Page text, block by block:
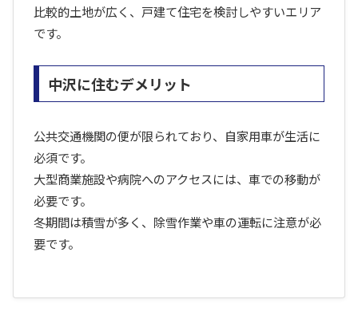
比較的土地が広く、戸建て住宅を検討しやすいエリア
です。
中沢に住むデメリット
公共交通機関の便が限られており、自家用車が生活に
必須です。
大型商業施設や病院へのアクセスには、車での移動が
必要です。
冬期間は積雪が多く、除雪作業や車の運転に注意が必
要です。